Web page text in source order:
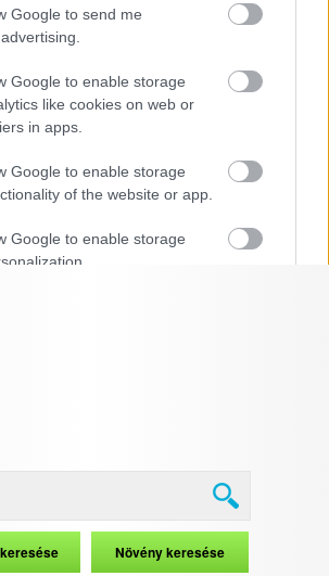
Google to send me
Google to enable storage
like cookies on web or
in apps.
Google to enable storage
of the website or app.
Google to enable storage
Privacy Policy
8